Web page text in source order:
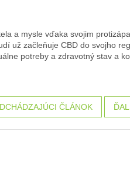
a mysle vďaka svojim
už začleňuje CBD do svojho
potreby a zdravotný stav a
ČLÁNOK